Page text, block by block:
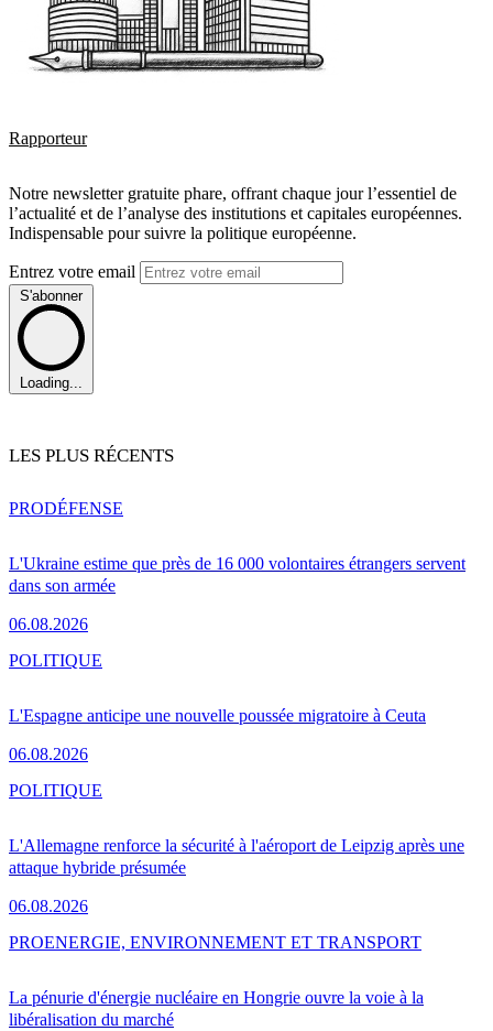
Rapporteur
Notre newsletter gratuite phare, offrant chaque jour l’essentiel de
l’actualité et de l’analyse des institutions et capitales européennes.
Indispensable pour suivre la politique européenne.
Entrez votre email
S'abonner
Loading...
LES PLUS RÉCENTS
L'Ukraine estime que près de 16 000 volontaires étrangers servent
dans son armée
06.08.2026
PRODÉFENSE
L'Espagne anticipe une nouvelle poussée migratoire à Ceuta
06.08.2026
POLITIQUE
L'Allemagne renforce la sécurité à l'aéroport de Leipzig après une
attaque hybride présumée
06.08.2026
POLITIQUE
La pénurie d'énergie nucléaire en Hongrie ouvre la voie à la
libéralisation du marché
PROENERGIE, ENVIRONNEMENT ET TRANSPORT